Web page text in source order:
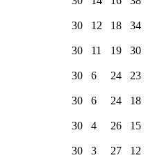
30 12 18 34
30 11 19 30
30 6 24 23
30 6 24 18
30 4 26 15
30 3 27 12